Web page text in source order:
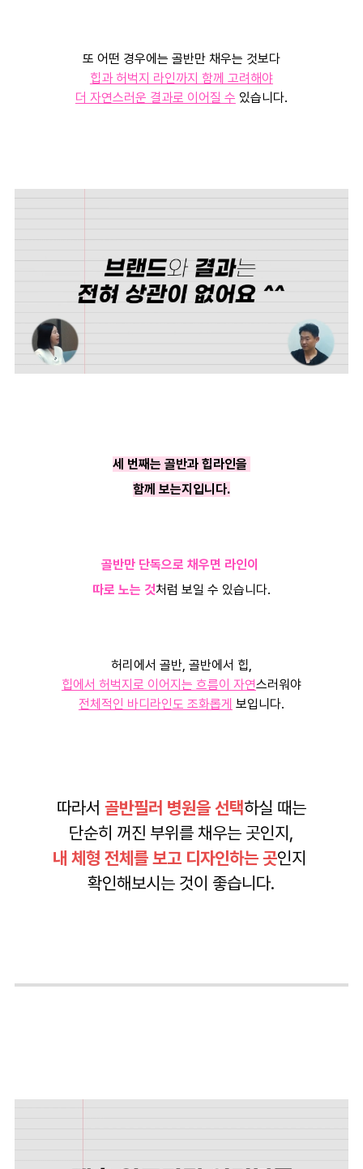
또 어떤 경우에는 골반만 채우는 것보다
힙과 허벅지 라인까지 함께 고려해야
더 자연스러운 결과로 이어질 수 있습니다.
세 번째는 골반과 힙라인을
함께 보는지입니다.
골반만 단독으로 채우면 라인이
따로 노는 것처럼 보일 수 있습니다.
허리에서 골반, 골반에서 힙,
힙에서 허벅지로 이어지는 흐름이 자연스러워야
전체적인 바디라인도 조화롭게 보입니다.
따라서 골반필러 병원을 선택하실 때는
단순히 꺼진 부위를 채우는 곳인지,
내 체형 전체를 보고 디자인하는 곳인지
확인해보시는 것이 좋습니다.